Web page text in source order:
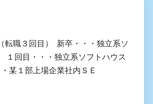
転職３回目） 新卒・・・独立系ソ
１回目・・・独立系ソフトハウス
某１部上場企業社内ＳＥ